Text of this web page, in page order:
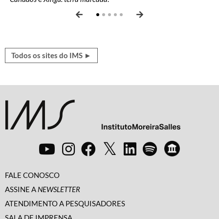
Todos os sites do IMS ►
FALE CONOSCO
ASSINE A NEWSLETTER
ATENDIMENTO A PESQUISADORES